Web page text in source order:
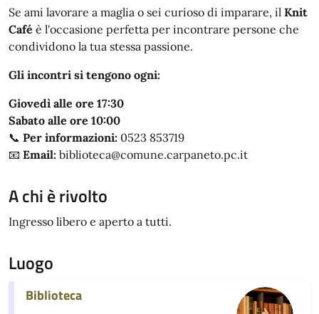
Se ami lavorare a maglia o sei curioso di imparare, il Knit
Café è l'occasione perfetta per incontrare persone che
condividono la tua stessa passione.
Gli incontri si tengono ogni:
Giovedì alle ore 17:30
Sabato alle ore 10:00
📞 Per informazioni: 0523 853719
📧 Email: biblioteca@comune.carpaneto.pc.it
A chi è rivolto
Ingresso libero e aperto a tutti.
Luogo
Biblioteca